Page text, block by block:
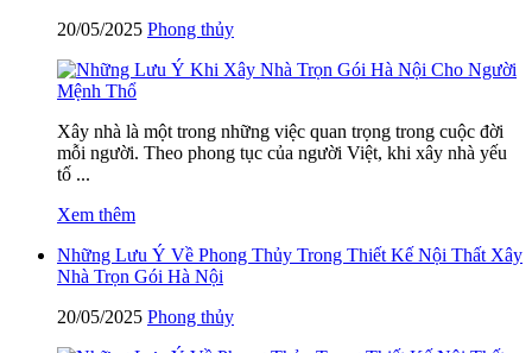
20/05/2025 Phong thủy
Xây nhà là một trong những việc quan trọng trong cuộc đời
mỗi người. Theo phong tục của người Việt, khi xây nhà yếu
tố ...
Xem thêm
Những Lưu Ý Về Phong Thủy Trong Thiết Kế Nội Thất Xây
Nhà Trọn Gói Hà Nội
20/05/2025 Phong thủy